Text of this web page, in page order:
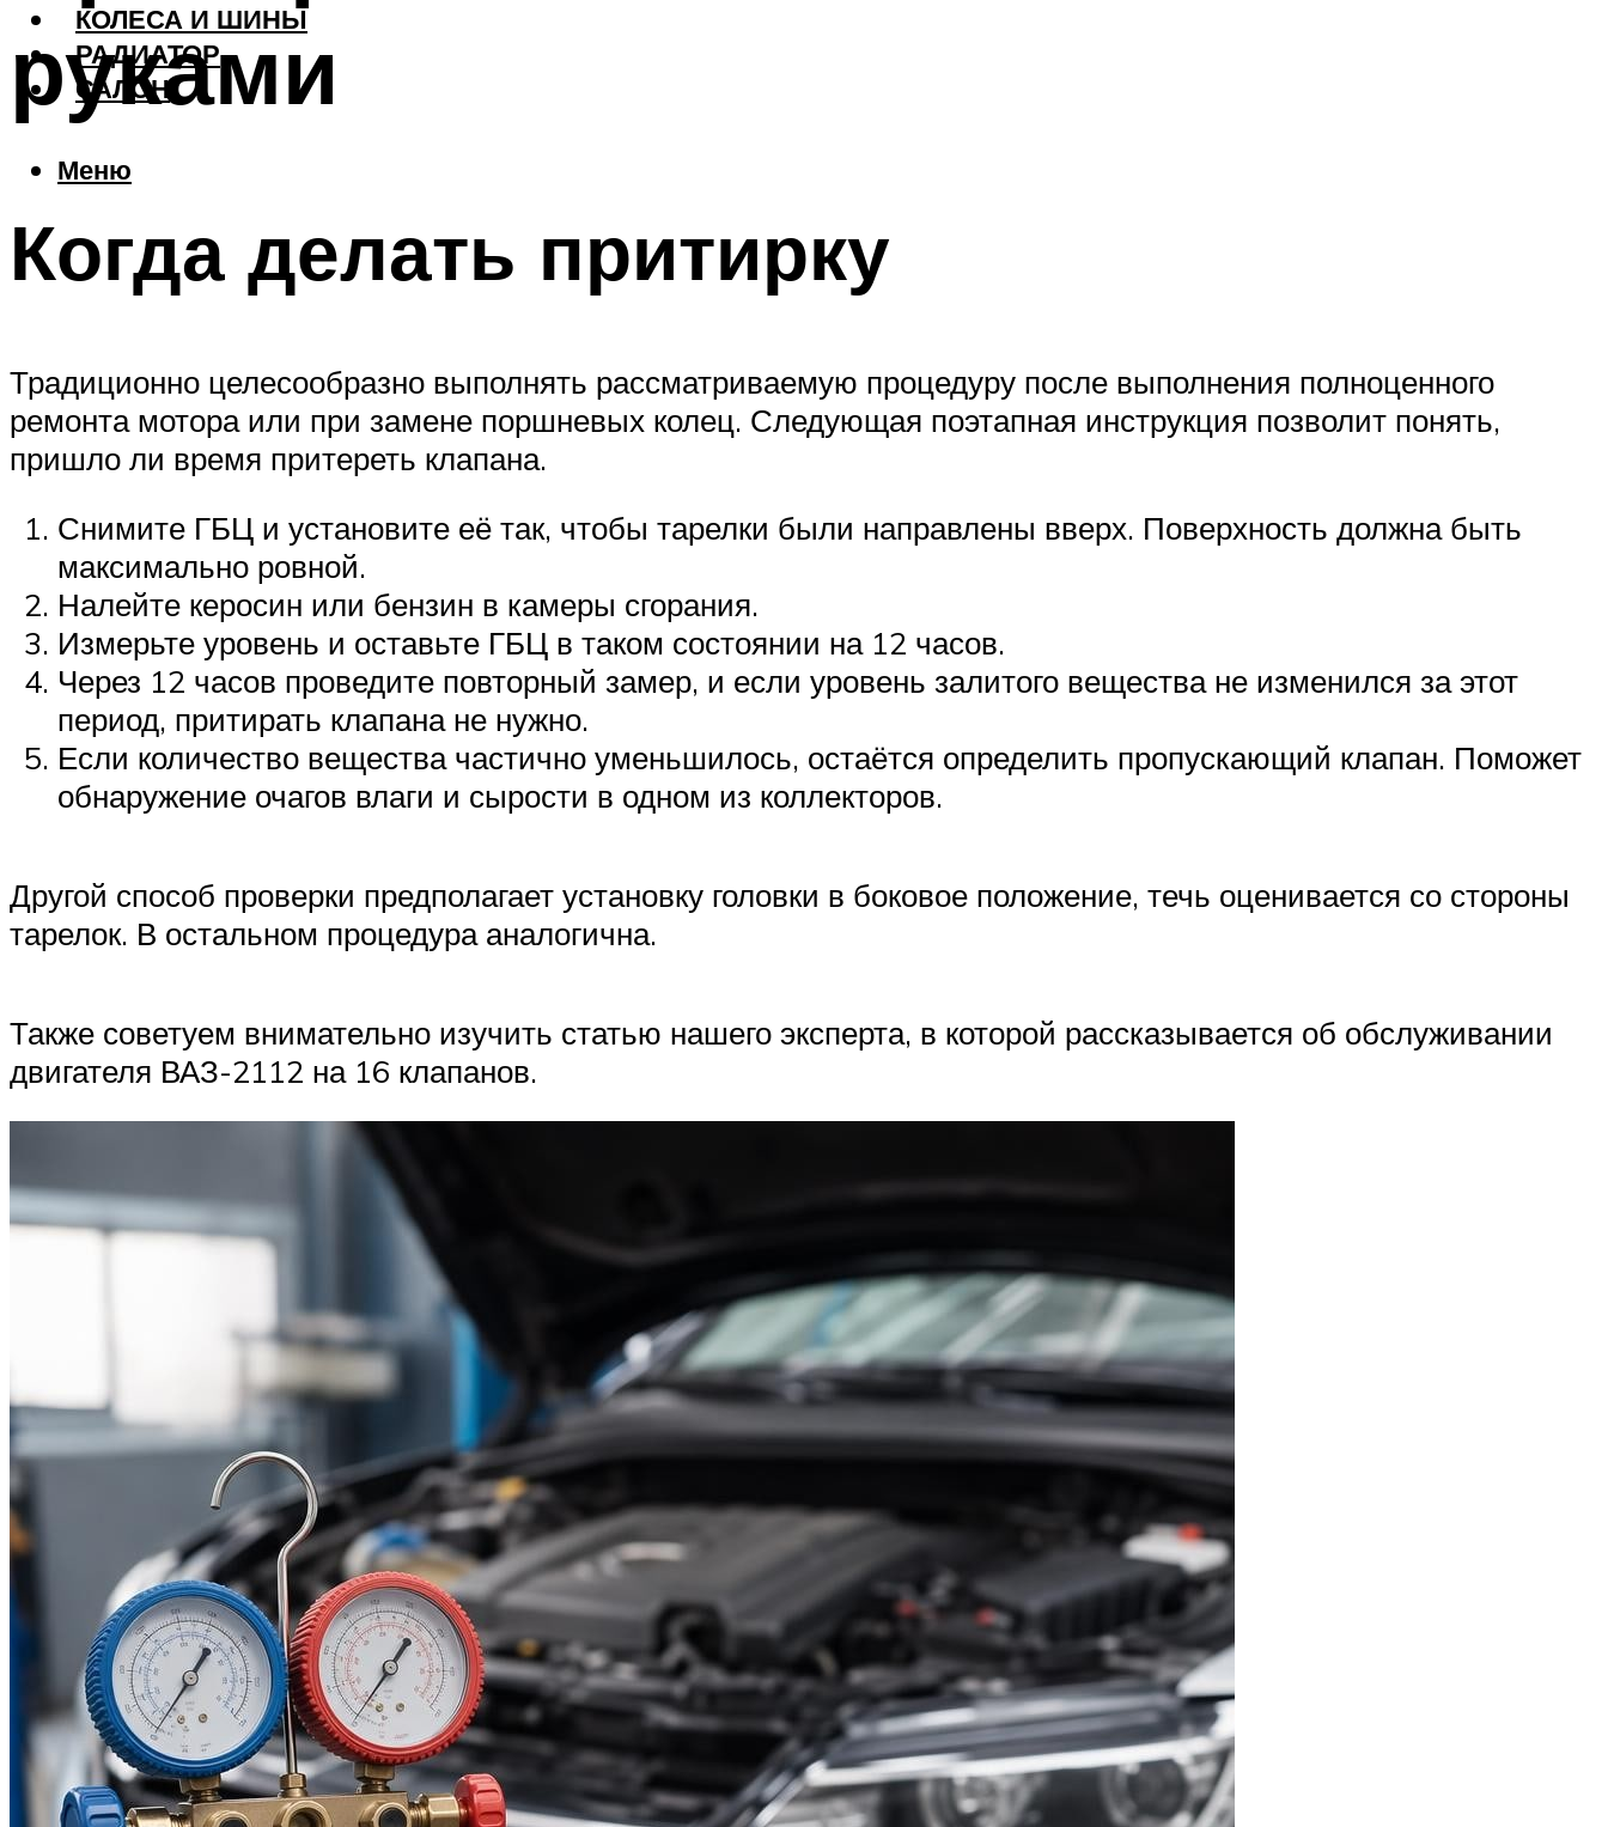
КОЛЕСА И ШИНЫ
РАДИАТОР
САЛОН
Меню
руками
Когда делать притирку
Традиционно целесообразно выполнять рассматриваемую процедуру после выполнения полноценного
ремонта мотора или при замене поршневых колец. Следующая поэтапная инструкция позволит понять,
пришло ли время притереть клапана.
Снимите ГБЦ и установите её так, чтобы тарелки были направлены вверх. Поверхность должна быть
максимально ровной.
Налейте керосин или бензин в камеры сгорания.
Измерьте уровень и оставьте ГБЦ в таком состоянии на 12 часов.
Через 12 часов проведите повторный замер, и если уровень залитого вещества не изменился за этот
период, притирать клапана не нужно.
Если количество вещества частично уменьшилось, остаётся определить пропускающий клапан. Поможет
обнаружение очагов влаги и сырости в одном из коллекторов.
Другой способ проверки предполагает установку головки в боковое положение, течь оценивается со стороны
тарелок. В остальном процедура аналогична.
Также советуем внимательно изучить статью нашего эксперта, в которой рассказывается об обслуживании
двигателя ВАЗ-2112 на 16 клапанов.